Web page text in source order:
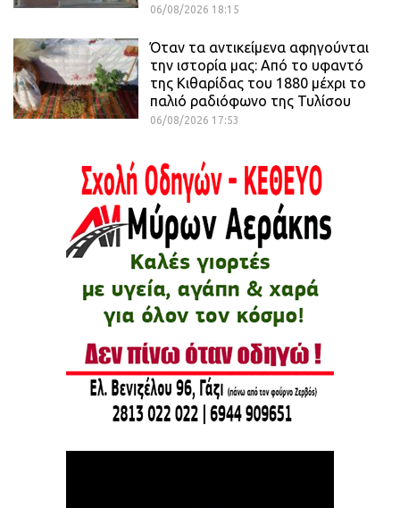
06/08/2026 18:15
Όταν τα αντικείμενα αφηγούνται
την ιστορία μας: Από το υφαντό
της Κιθαρίδας του 1880 μέχρι το
παλιό ραδιόφωνο της Τυλίσου
06/08/2026 17:53